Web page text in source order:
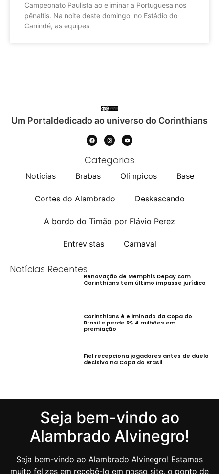
Campeonato Paulista ao eliminar a Portuguesa nos
pênaltis. Na noite deste domingo, no Estádio do
Canindé, as equipes
Um Portaldedicado ao universo do Corinthians
Categorias
Notícias Brabas Olímpicos Base
Cortes do Alambrado Deskascando
A bordo do Timão por Flávio Perez
Entrevistas Carnaval
Notícias Recentes
Renovação de Memphis Depay com
Corinthians tem último impasse jurídico
Corinthians é eliminado da Copa do
Brasil e perde R$ 4 milhões em
premiação
Fiel recepciona jogadores antes de duelo
decisivo na Copa do Brasil
Seja bem-vindo ao
Alambrado Alvinegro!
Seja bem-vindo ao Alambrado Alvinegro! Estamos
muito felizes em recebê-lo em nosso site, o ponto de